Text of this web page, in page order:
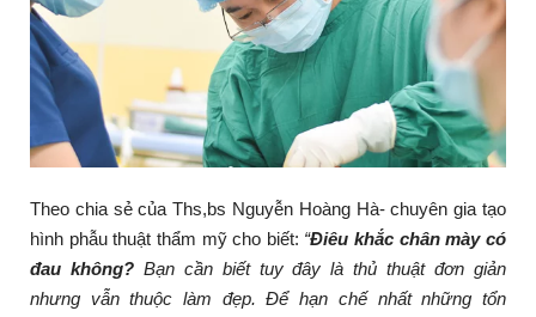
Theo chia sẻ của Ths,bs Nguyễn Hoàng Hà- chuyên gia tạo
hình phẫu thuật thẩm mỹ cho biết: “Điêu khắc chân mày có
đau không? Bạn cần biết tuy đây là thủ thuật đơn giản
nhưng vẫn thuộc làm đẹp. Để hạn chế nhất những tổn